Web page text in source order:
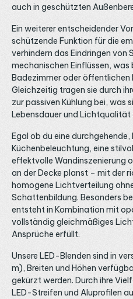
auch in geschützten
Ein weiterer entscheidender
schützende Funktion für die
verhindern das Eindringen von
mechanischen Einflüssen, was
Badezimmer oder öffentlichen
Gleichzeitig tragen sie durch
zur passiven Kühlung bei, was
Lebensdauer und Lichtqualität
Egal ob du eine durchgehende,
Küchenbeleuchtung, eine
effektvolle Wandinszenierung
an der Decke planst – mit der
homogene Lichtverteilung
Schattenbildung. Besonders
entsteht in Kombination mit
vollständig gleichmäßiges
Ansprüche erfüllt.
Unsere LED-Blenden sind in
m), Breiten und Höhen
gekürzt werden. Durch ihre
LED-Streifen und Aluprofilen